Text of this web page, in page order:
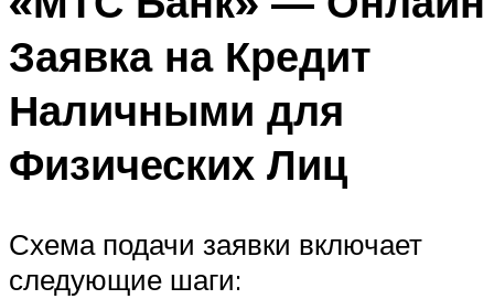
Заявка на Кредит
Наличными для
Физических Лиц
Схема подачи заявки включает
следующие шаги: